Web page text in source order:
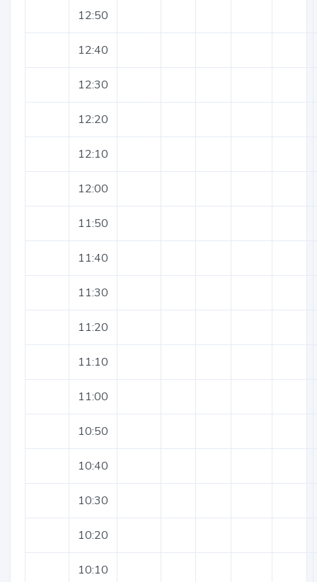
12:50
12:40
12:30
12:20
12:10
12:00
11:50
11:40
11:30
11:20
11:10
11:00
10:50
10:40
10:30
10:20
10:10